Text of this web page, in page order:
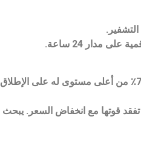
قال بنجامين كوين ، الخبير المعروف في العملات المشفرة ، مؤخرًا إن الدببة سئموا من انخفاض سعر البيتكوين بأكثر من 75٪ من أعلى مستوى له على الإطلاق
يُظهر مقطع فيديو كوين الأخير ، الذي تم إصداره للتو على موقع لمشاركة الفيديو مملوك من قبل Google ، أن الدببة BTC تفقد قوتها مع انخفاض السعر. يبحث